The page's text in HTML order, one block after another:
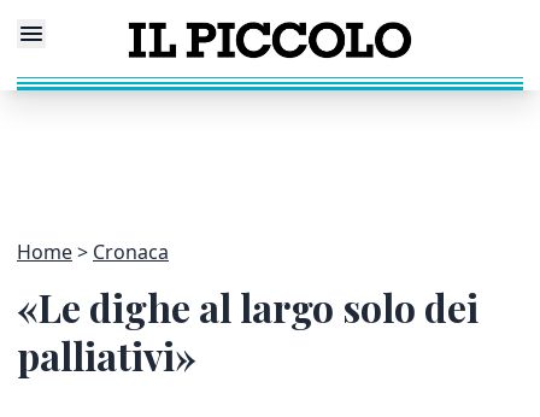
Home Cronaca
«Le dighe al largo solo dei
palliativi»